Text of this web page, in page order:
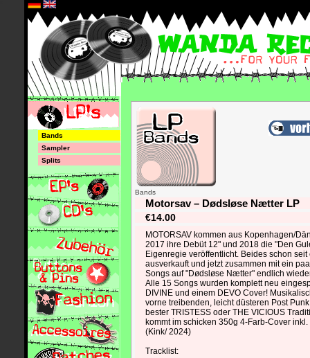
Bands
Sampler
Splits
Bands
Motorsav – Dødsløse Nætter LP
€14.00
MOTORSAV kommen aus Kopenhagen/
2017 ihre Debüt 12" und 2018 die "Den
Eigenregie veröffentlicht. Beides schon seit
ausverkauft und jetzt zusammen mit ein
Songs auf "Dødsløse Nætter" endlich
Alle 15 Songs wurden komplett neu
DIVINE und einem DEVO Cover!
vorne treibenden, leicht düsteren Post
bester TRISTESS oder THE VICIOUS
kommt im schicken 350g 4-Farb-Cover inkl.
(Kink/ 2024)
Tracklist: